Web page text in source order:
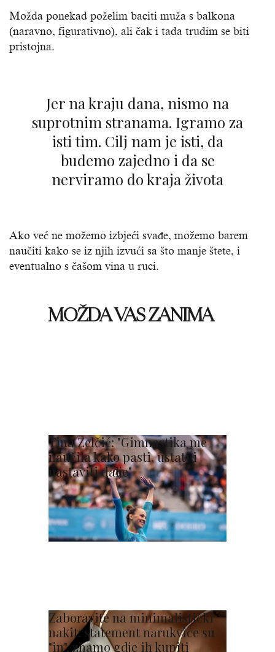
Možda ponekad poželim baciti muža s balkona
(naravno, figurativno), ali čak i tada trudim se biti
pristojna.
Jer na kraju dana, nismo na
suprotnim stranama. Igramo za
isti tim. Cilj nam je isti, da
budemo zajedno i da se
nerviramo do kraja života
Ako već ne možemo izbjeći svađe, možemo barem
naučiti kako se iz njih izvući sa što manje štete, i
eventualno s čašom vina u ruci.
MOŽDA VAS ZANIMA
Tina Zelčić: "Gimnastika me
naučila kako pasti, ustati i
nastaviti dalje"
Zaboravite na minimalistički
nakit: statement narukvice su
"in", znamo gdje ih kupiti